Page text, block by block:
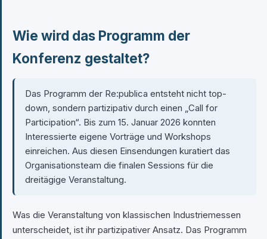
Wie wird das Programm der
Konferenz gestaltet?
Das Programm der Re:publica entsteht nicht top-
down, sondern partizipativ durch einen „Call for
Participation“. Bis zum 15. Januar 2026 konnten
Interessierte eigene Vorträge und Workshops
einreichen. Aus diesen Einsendungen kuratiert das
Organisationsteam die finalen Sessions für die
dreitägige Veranstaltung.
Was die Veranstaltung von klassischen Industriemessen
unterscheidet, ist ihr partizipativer Ansatz. Das Programm